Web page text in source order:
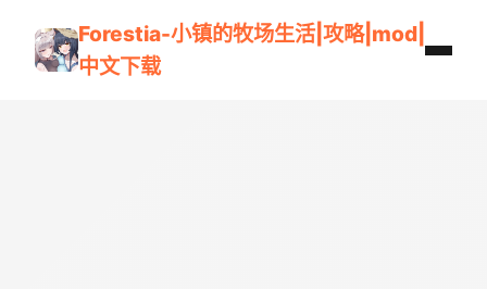
Forestia-小镇的牧场生活|攻略|mod|
中文下载